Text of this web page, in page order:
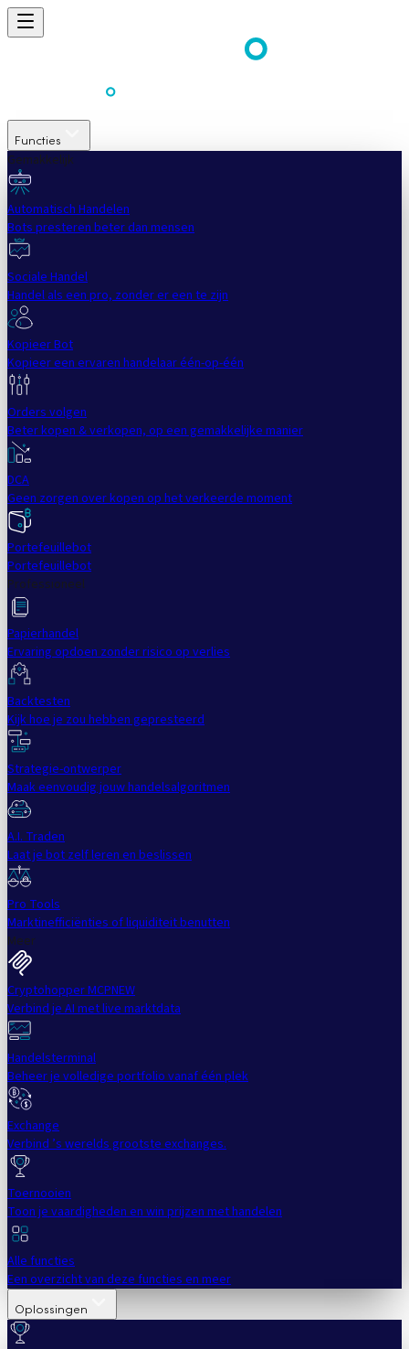
Functies
Gemakkelijk
Automatisch Handelen
Bots presteren beter dan mensen
Sociale Handel
Handel als een pro, zonder er een te zijn
Kopieer Bot
Kopieer een ervaren handelaar één-op-één
Orders volgen
Beter kopen & verkopen, op een gemakkelijke manier
DCA
Geen zorgen over kopen op het verkeerde moment
Portefeuillebot
Portefeuillebot
Professioneel
Papierhandel
Ervaring opdoen zonder risico op verlies
Backtesten
Kijk hoe je zou hebben gepresteerd
Strategie-ontwerper
Maak eenvoudig jouw handelsalgoritmen
A.I. Traden
Laat je bot zelf leren en beslissen
Pro Tools
Marktinefficiënties of liquiditeit benutten
Meer
Cryptohopper MCPNEW
Verbind je AI met live marktdata
Handelsterminal
Beheer je volledige portfolio vanaf één plek
Exchange
Verbind ’s werelds grootste exchanges.
Toernooien
Toon je vaardigheden en win prijzen met handelen
Alle functies
Een overzicht van deze functies en meer
Oplossingen